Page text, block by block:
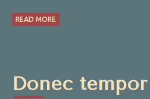
READ MORE
Donec